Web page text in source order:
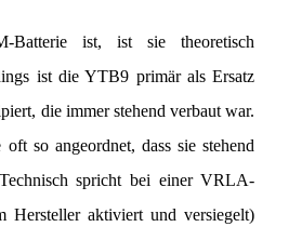
ist, ist sie theoretisch
ist die YTB9 primär als Ersatz
die immer stehend verbaut war.
so angeordnet, dass sie stehend
spricht bei einer VRLA-
Hersteller aktiviert und versiegelt)